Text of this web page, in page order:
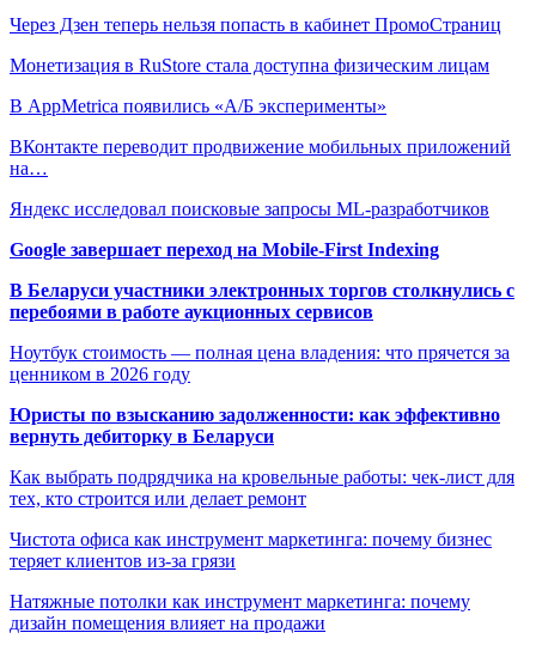
Через Дзен теперь нельзя попасть в кабинет ПромоСтраниц
Монетизация в RuStore стала доступна физическим лицам
В AppMetrica появились «А/Б эксперименты»
ВКонтакте переводит продвижение мобильных приложений
на…
Яндекс исследовал поисковые запросы ML-разработчиков
Google завершает переход на Mobile-First Indexing
В Беларуси участники электронных торгов столкнулись с
перебоями в работе аукционных сервисов
Ноутбук стоимость — полная цена владения: что прячется за
ценником в 2026 году
Юристы по взысканию задолженности: как эффективно
вернуть дебиторку в Беларуси
Как выбрать подрядчика на кровельные работы: чек-лист для
тех, кто строится или делает ремонт
Чистота офиса как инструмент маркетинга: почему бизнес
теряет клиентов из-за грязи
Натяжные потолки как инструмент маркетинга: почему
дизайн помещения влияет на продажи